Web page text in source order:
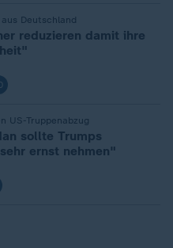
Deutschland
reduzieren damit ihre
US-Truppenabzug
sollte Trumps
ernst nehmen"